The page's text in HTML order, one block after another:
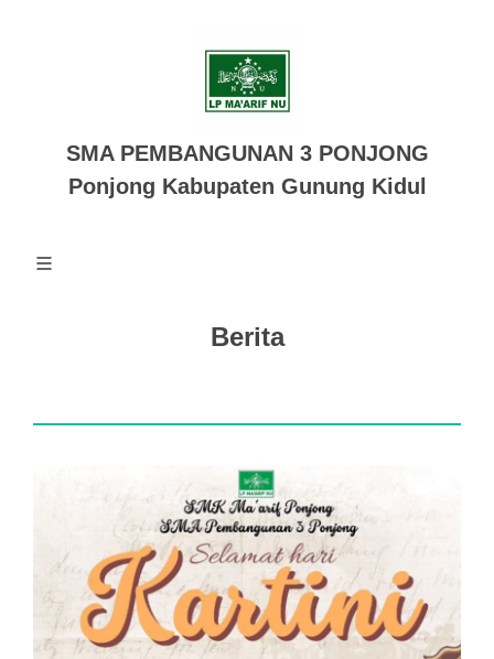
SMA PEMBANGUNAN 3 PONJONG
Ponjong Kabupaten Gunung Kidul
Berita